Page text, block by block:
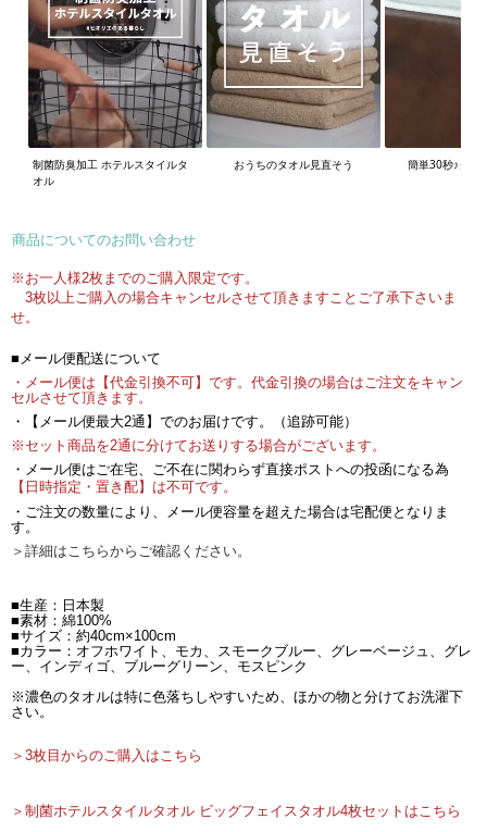
制菌防臭加工 ホテルスタイルタ
オル
おうちのタオル見直そう 簡単30秒♪タオ
商品についてのお問い合わせ
※お一人様2枚までのご購入限定です。
3枚以上ご購入の場合キャンセルさせて頂きますことご了承下さいま
せ。
■メール便配送について
・メール便は【代金引換不可】です。代金引換の場合はご注文をキャン
セルさせて頂きます。
・【メール便最大2通】でのお届けです。（追跡可能）
※セット商品を2通に分けてお送りする場合がございます。
・メール便はご在宅、ご不在に関わらず直接ポストへの投函になる為
【日時指定・置き配】は不可です。
・ご注文の数量により、メール便容量を超えた場合は宅配便となりま
す。
＞詳細はこちらからご確認ください。
■生産：日本製
■素材：綿100%
■サイズ：約40cm×100cm
■カラー：オフホワイト、モカ、スモークブルー、グレーベージュ、グレ
ー、インディゴ、ブルーグリーン、モスピンク
※濃色のタオルは特に色落ちしやすいため、ほかの物と分けてお洗濯下
さい。
＞3枚目からのご購入はこちら
＞制菌ホテルスタイルタオル ビッグフェイスタオル4枚セットはこちら